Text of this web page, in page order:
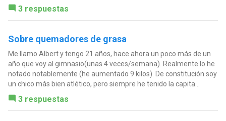
3 respuestas
Sobre quemadores de grasa
Me llamo Albert y tengo 21 años, hace ahora un poco más de un
año que voy al gimnasio(unas 4 veces/semana). Realmente lo he
notado notablemente (he aumentado 9 kilos). De constitución soy
un chico más bien atlético, pero siempre he tenido la capita...
3 respuestas